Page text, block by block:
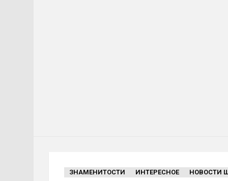
ЗНАМЕНИТОСТИ ИНТЕРЕСНОЕ НОВОСТИ